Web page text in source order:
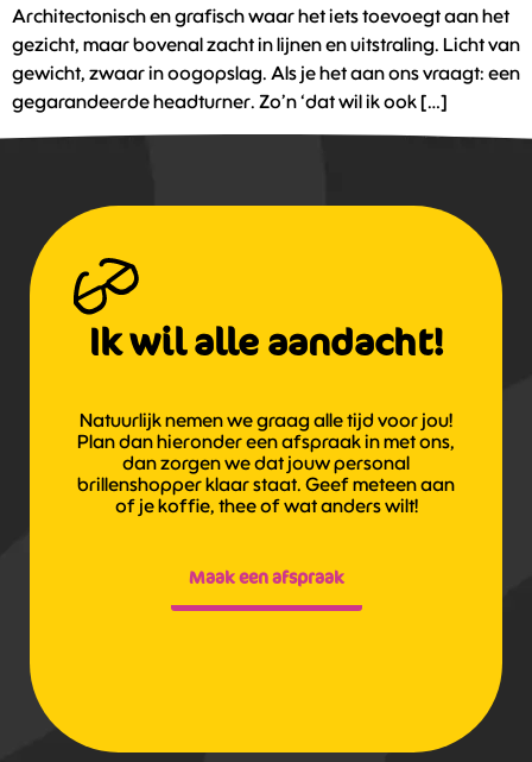
Architectonisch en grafisch waar het iets toevoegt aan het
gezicht, maar bovenal zacht in lijnen en uitstraling. Licht van
gewicht, zwaar in oogopslag. Als je het aan ons vraagt: een
gegarandeerde headturner. Zo’n ‘dat wil ik ook […]
Ik wil alle aandacht!
Natuurlijk nemen we graag alle tijd voor jou!
Plan dan hieronder een afspraak in met ons,
dan zorgen we dat jouw personal
brillenshopper klaar staat. Geef meteen aan
of je koffie, thee of wat anders wilt!
Maak een afspraak